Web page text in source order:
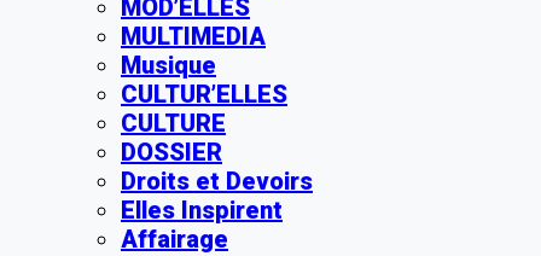
MOD’ELLES
MULTIMEDIA
Musique
CULTUR’ELLES
CULTURE
DOSSIER
Droits et Devoirs
Elles Inspirent
Affairage